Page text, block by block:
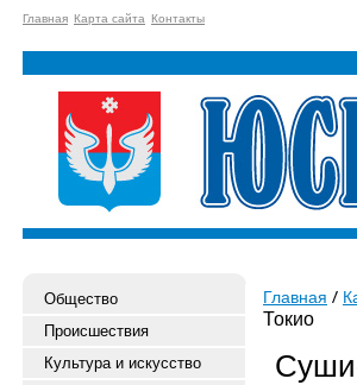
Главная Карта сайта Контакты
Общество
Происшествия
Культура и искусство
Главная
Токио